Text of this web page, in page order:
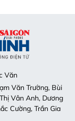
Văn
Văn Trường, Bùi
Vân Anh, Dương
Cường, Trần Gia